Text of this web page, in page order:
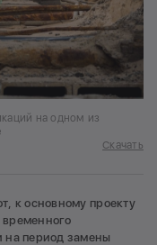
на одном из
Скачать
к основному проекту
на период замены